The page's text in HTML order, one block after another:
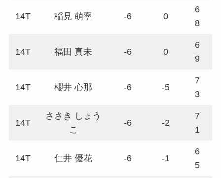
14T 稲見 萌寧 -6 0
6
8
14T 福田 真未 -6 0
6
9
14T 櫻井 心那 -6 -5
7
3
14T
ささき しょう
こ
-6 -2
7
1
14T 仁井 優花 -6 -1
6
5